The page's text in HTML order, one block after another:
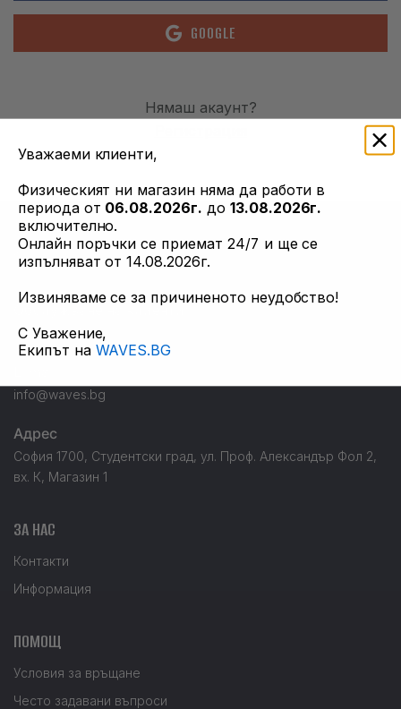
ФИЗИЧЕСКИ МАГАЗИН
КОНТАКТИ
+359 896 451 888
GOOGLE
Нямаш акаунт?
Обслужване на клиенти:
+359 896 451 888
info@waves.bg
Адрес
София 1700, Студентски град, ул. Проф. Александър Фол 2,
вх. К, Магазин 1
ЗА НАС
Контакти
Информация
ПОМОЩ
Условия за връщане
Често задавани въпроси
Уважаеми клиенти,
Физическият ни магазин няма да работи в
периода от 06.08.2026г. до 13.08.2026г.
включително.
Онлайн поръчки се приемат 24/7 и ще се
изпълняват от 14.08.2026г.
Извиняваме се за причиненото неудобство!
С Уважение,
Екипът на WAVES.BG